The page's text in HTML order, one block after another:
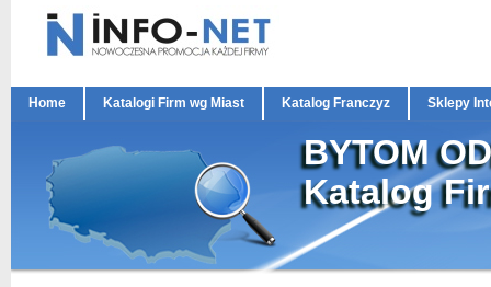
Home Katalogi Firm wg Miast Katalog Franczyz Sklepy
BYTOM
Katalog